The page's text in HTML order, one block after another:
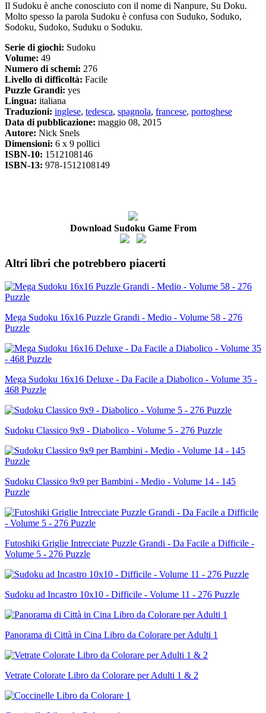
Il Sudoku è anche conosciuto con il nome di Nanpure, Su Doku.
Molto spesso la parola Sudoku è confusa con Suduko, Soduko,
Sodoku, Sudoko, Suduku o Soduku.
Serie di giochi: Sudoku
Volume: 49
Numero di schemi: 276
Livello di difficoltà: Facile
Puzzle Grandi: yes
Lingua: italiana
Traduzioni: inglese, tedesca, spagnola, francese, portoghese
Data di pubblicazione: maggio 08, 2015
Autore: Nick Snels
Dimensioni: 6 x 9 pollici
ISBN-10: 1512108146
ISBN-13: 978-1512108149
Download Sudoku Game From
Altri libri che potrebbero piacerti
Mega Sudoku 16x16 Puzzle Grandi - Medio - Volume 58 - 276
Puzzle
Mega Sudoku 16x16 Deluxe - Da Facile a Diabolico - Volume 35 -
468 Puzzle
Sudoku Classico 9x9 - Diabolico - Volume 5 - 276 Puzzle
Sudoku Classico 9x9 per Bambini - Medio - Volume 14 - 145
Puzzle
Futoshiki Griglie Intrecciate Puzzle Grandi - Da Facile a Difficile -
Volume 5 - 276 Puzzle
Sudoku ad Incastro 10x10 - Difficile - Volume 11 - 276 Puzzle
Panorama di Città in Cina Libro da Colorare per Adulti 1
Vetrate Colorate Libro da Colorare per Adulti 1 & 2